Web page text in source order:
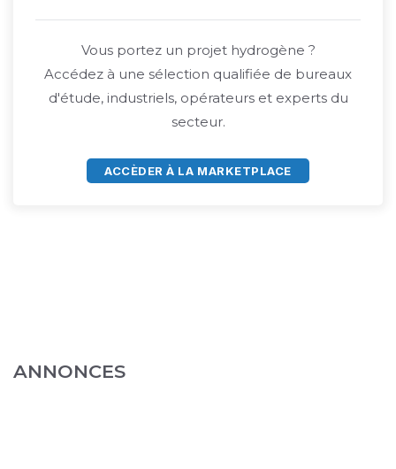
Vous portez un projet hydrogène ?
Accédez à une sélection qualifiée de bureaux
d'étude, industriels, opérateurs et experts du
secteur.
ACCÈDER À LA MARKETPLACE
ANNONCES